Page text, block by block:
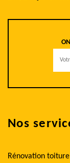
Nos
Rénovation